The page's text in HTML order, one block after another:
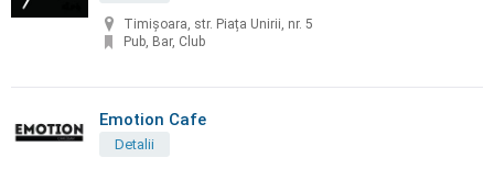
Timișoara, str. Piața Unirii, nr. 5
Pub, Bar, Club
Emotion Cafe
Detalii